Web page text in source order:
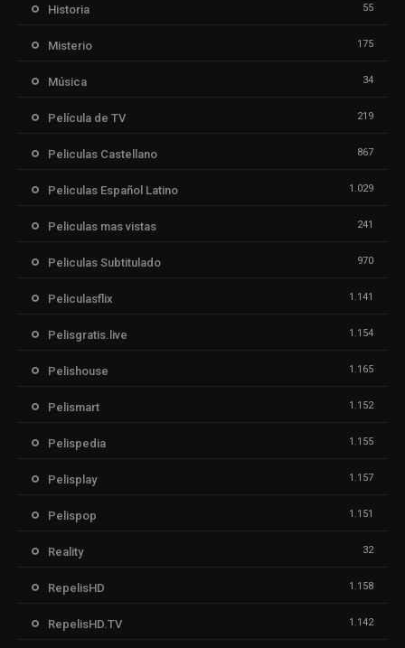
Historia 55
Misterio 175
Música 34
Película de TV 219
Peliculas Castellano 867
Peliculas Español Latino 1.029
Peliculas mas vistas 241
Peliculas Subtitulado 970
Peliculasflix 1.141
Pelisgratis.live 1.154
Pelishouse 1.165
Pelismart 1.152
Pelispedia 1.155
Pelisplay 1.157
Pelispop 1.151
Reality 32
RepelisHD 1.158
RepelisHD.TV 1.142